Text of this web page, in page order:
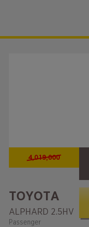
4,019,000
TOYOTA
ALPHARD 2.5HV
Passenger